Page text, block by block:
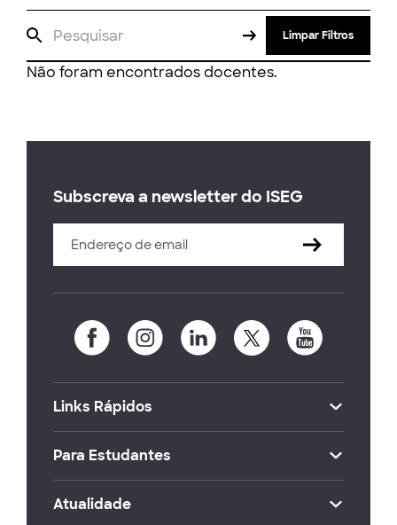
Limpar Filtros
Não foram encontrados docentes.
Subscreva a newsletter do ISEG
Links Rápidos
Para Estudantes
Atualidade